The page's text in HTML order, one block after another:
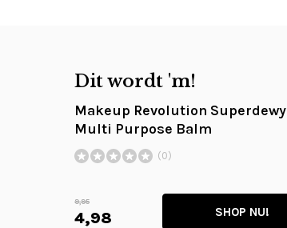
Dit wordt 'm!
Makeup Revolution Superdewy
Multi Purpose Balm
(0)
9,95
4,98 SHOP NU!